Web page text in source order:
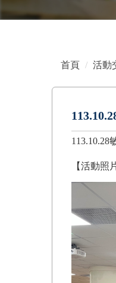
首頁 活動
113.10.28
【活動照